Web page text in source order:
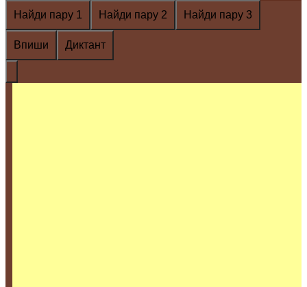
Найди пару 1
Найди пару 2 Найди пару 3
Впиши Диктант